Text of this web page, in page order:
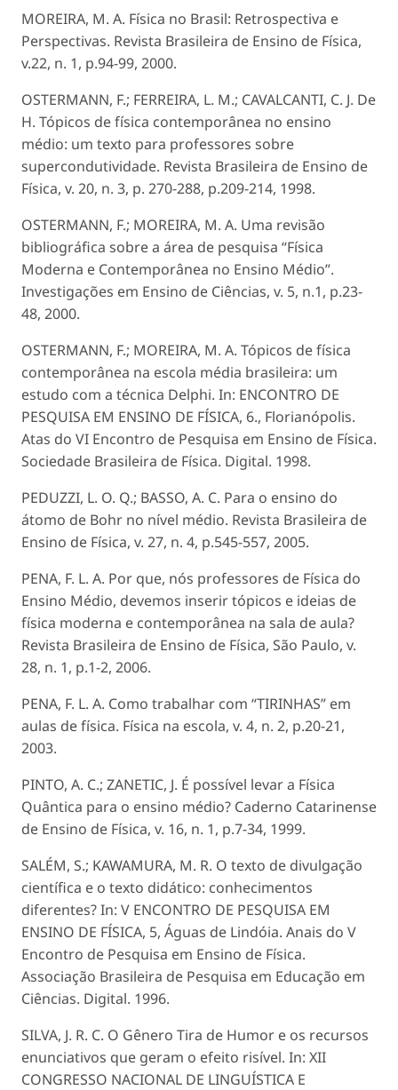
MOREIRA, M. A. Física no Brasil: Retrospectiva e
Perspectivas. Revista Brasileira de Ensino de Física,
v.22, n. 1, p.94-99, 2000.
OSTERMANN, F.; FERREIRA, L. M.; CAVALCANTI, C. J. De
H. Tópicos de física contemporânea no ensino
médio: um texto para professores sobre
supercondutividade. Revista Brasileira de Ensino de
Física, v. 20, n. 3, p. 270-288, p.209-214, 1998.
OSTERMANN, F.; MOREIRA, M. A. Uma revisão
bibliográfica sobre a área de pesquisa “Física
Moderna e Contemporânea no Ensino Médio”.
Investigações em Ensino de Ciências, v. 5, n.1, p.23-
48, 2000.
OSTERMANN, F.; MOREIRA, M. A. Tópicos de física
contemporânea na escola média brasileira: um
estudo com a técnica Delphi. In: ENCONTRO DE
PESQUISA EM ENSINO DE FÍSICA, 6., Florianópolis.
Atas do VI Encontro de Pesquisa em Ensino de Física.
Sociedade Brasileira de Física. Digital. 1998.
PEDUZZI, L. O. Q.; BASSO, A. C. Para o ensino do
átomo de Bohr no nível médio. Revista Brasileira de
Ensino de Física, v. 27, n. 4, p.545-557, 2005.
PENA, F. L. A. Por que, nós professores de Física do
Ensino Médio, devemos inserir tópicos e ideias de
física moderna e contemporânea na sala de aula?
Revista Brasileira de Ensino de Física, São Paulo, v.
28, n. 1, p.1-2, 2006.
PENA, F. L. A. Como trabalhar com “TIRINHAS” em
aulas de física. Física na escola, v. 4, n. 2, p.20-21,
2003.
PINTO, A. C.; ZANETIC, J. É possível levar a Física
Quântica para o ensino médio? Caderno Catarinense
de Ensino de Física, v. 16, n. 1, p.7-34, 1999.
SALÉM, S.; KAWAMURA, M. R. O texto de divulgação
científica e o texto didático: conhecimentos
diferentes? In: V ENCONTRO DE PESQUISA EM
ENSINO DE FÍSICA, 5, Águas de Lindóia. Anais do V
Encontro de Pesquisa em Ensino de Física.
Associação Brasileira de Pesquisa em Educação em
Ciências. Digital. 1996.
SILVA, J. R. C. O Gênero Tira de Humor e os recursos
enunciativos que geram o efeito risível. In: XII
CONGRESSO NACIONAL DE LINGUÍSTICA E